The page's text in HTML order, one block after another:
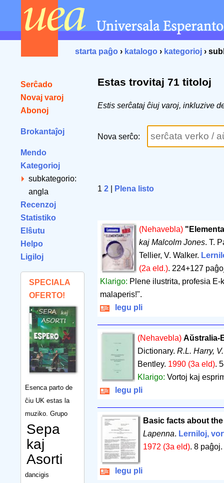
starta paĝo › katalogo › kategorioj ›
Serĉado
Novaj varoj
Abonoj
Brokantaĵoj
Mendo
Kategorioj
subkategorio:
angla
Recenzoj
Statistiko
Elŝutu
Helpo
Ligiloj
SPECIALA
OFERTO!
Esenca parto de
ĉiu UK estas la
muziko. Grupo
Sepa
kaj
Asorti
dancigis
Estas trovitaj 71 titoloj
Estis serĉataj ĉiuj varoj, inkluzive
Nova serĉo:
1 2 Plena listo
(Nehavebla)
kaj Malcolm Jones. T.
Tellier, V. Walker.
(2a eld.). 224+127
Klarigo: Plene ilustrita, profesia
malaperis!".
legu pli
(Nehavebla) Aŭstralia-
Dictionary. R.L. Harry,
Bentley. 1990 (3a eld).
Klarigo: Vortoj kaj
legu pli
Basic facts about
Lapenna. Lerniloj,
1972 (3a eld). 8 paĝoj.
legu pli